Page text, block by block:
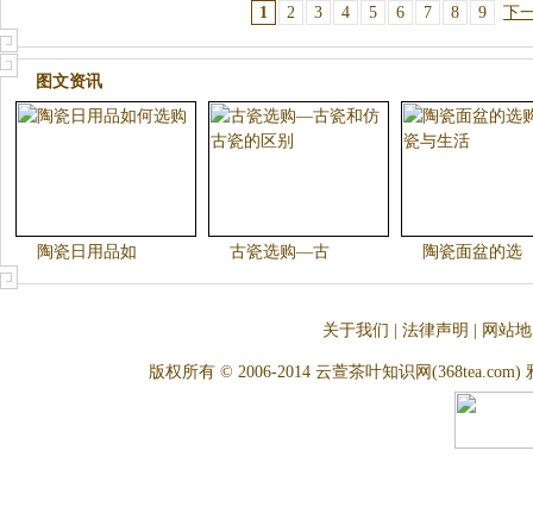
1 2 3 4 5 6 7 8 9 下
图文资讯
陶瓷日用品如 古瓷选购—古 陶瓷面盆的选
关于我们 法律声明 网站
版权所有 © 2006-2014 云萱茶叶知识网